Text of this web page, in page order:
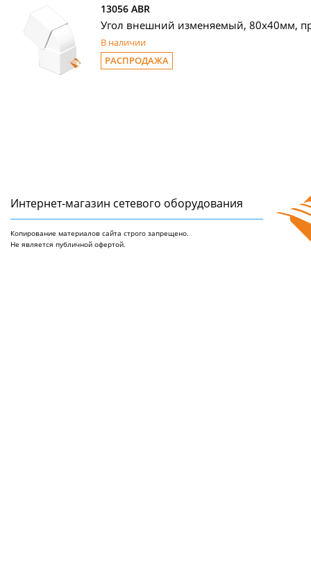
13056 ABR
Угол внешний изменяемый, 80х40мм,
В наличии
РАСПРОДАЖА
Интернет-магазин сетeвого оборудования
Копирование материалов сайта строго запрещено.
Не является публичной офертой.